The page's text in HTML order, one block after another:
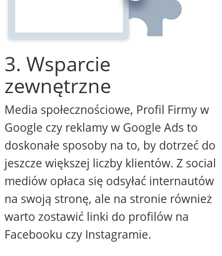
3. Wsparcie
zewnętrzne
Media społecznościowe, Profil Firmy w
Google czy reklamy w Google Ads to
doskonałe sposoby na to, by dotrzeć do
jeszcze większej liczby klientów. Z social
mediów opłaca się odsyłać internautów
na swoją stronę, ale na stronie również
warto zostawić linki do profilów na
Facebooku czy Instagramie.